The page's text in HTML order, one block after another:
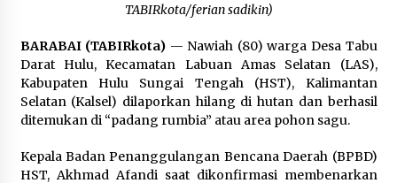
Pimpin Kunker ke Pemkab Gunung Kidul
Eksekusi Putusan PN, Kejari Kotabaru Setor
PNBP 400 Juta dari Kasus Tambang Ilegal
Agustus 5, 2026
Hadiri Forum Komunikasi dan Kemitraan BPJS,
Sekda Tapin Komitmen Tingkatkan Layanan
Kesehatan
TABIRkota/ferian sadikin)
BARABAI (TABIRkota) — Nawiah (80) warga Desa Tabu
Darat Hulu, Kecamatan Labuan Amas Selatan (LAS),
Kabupaten Hulu Sungai Tengah (HST), Kalimantan
Selatan (Kalsel) dilaporkan hilang di hutan dan berhasil
ditemukan di “padang rumbia” atau area pohon sagu.
Kepala Badan Penanggulangan Bencana Daerah (BPBD)
HST, Akhmad Afandi saat dikonfirmasi membenarkan